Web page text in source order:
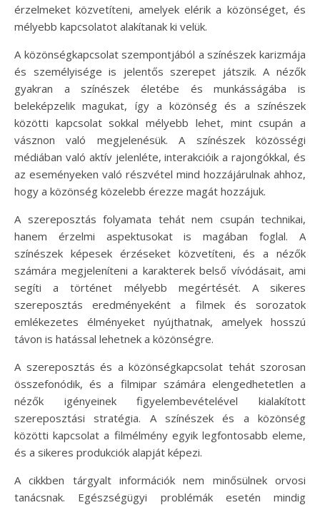
érzelmeket közvetíteni, amelyek elérik a közönséget, és
mélyebb kapcsolatot alakítanak ki velük.
A közönségkapcsolat szempontjából a színészek karizmája
és személyisége is jelentős szerepet játszik. A nézők
gyakran a színészek életébe és munkásságába is
beleképzelik magukat, így a közönség és a színészek
közötti kapcsolat sokkal mélyebb lehet, mint csupán a
vásznon való megjelenésük. A színészek közösségi
médiában való aktív jelenléte, interakcióik a rajongókkal, és
az eseményeken való részvétel mind hozzájárulnak ahhoz,
hogy a közönség közelebb érezze magát hozzájuk.
A szereposztás folyamata tehát nem csupán technikai,
hanem érzelmi aspektusokat is magában foglal. A
színészek képesek érzéseket közvetíteni, és a nézők
számára megjeleníteni a karakterek belső vívódásait, ami
segíti a történet mélyebb megértését. A sikeres
szereposztás eredményeként a filmek és sorozatok
emlékezetes élményeket nyújthatnak, amelyek hosszú
távon is hatással lehetnek a közönségre.
A szereposztás és a közönségkapcsolat tehát szorosan
összefonódik, és a filmipar számára elengedhetetlen a
nézők igényeinek figyelembevételével kialakított
szereposztási stratégia. A színészek és a közönség
közötti kapcsolat a filmélmény egyik legfontosabb eleme,
és a sikeres produkciók alapját képezi.
A cikkben tárgyalt információk nem minősülnek orvosi
tanácsnak. Egészségügyi problémák esetén mindig